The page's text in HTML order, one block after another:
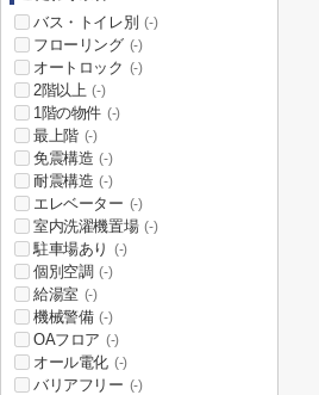
バス・トイレ別
(-)
フローリング (-)
オートロック (-)
2階以上 (-)
1階の物件 (-)
最上階 (-)
免震構造 (-)
耐震構造 (-)
エレベーター (-)
室内洗濯機置場 (-)
駐車場あり (-)
個別空調 (-)
給湯室 (-)
機械警備 (-)
OAフロア (-)
オール電化 (-)
バリアフリー (-)